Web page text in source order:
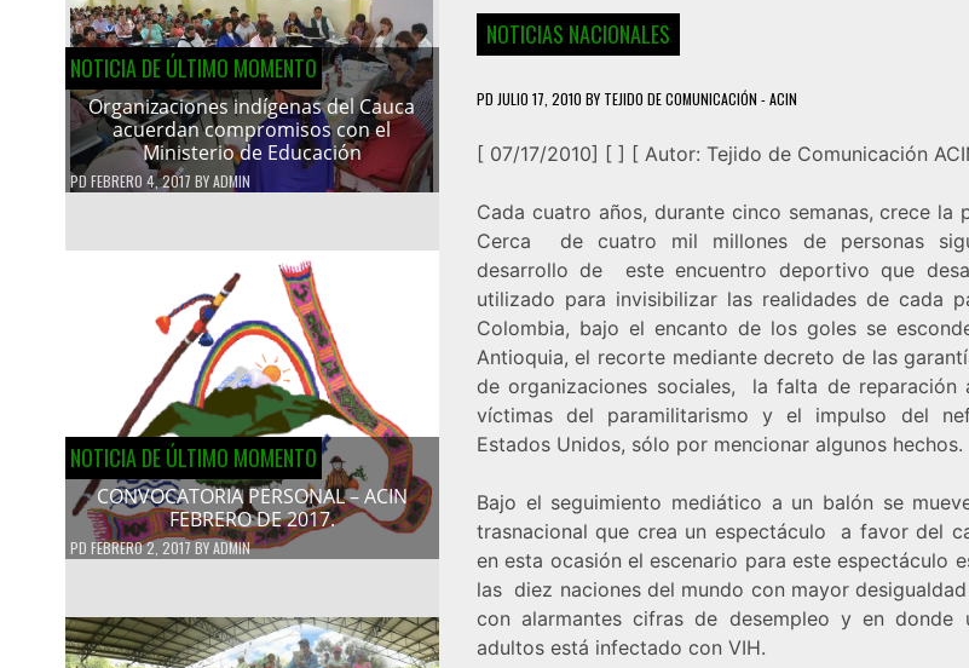
NOTICIA DE ÚLTIMO MOMENTO
Organizaciones indígenas del Cauca
acuerdan compromisos con el
Ministerio de Educación
PD FEBRERO 4, 2017 BYADMIN
NOTICIA DE ÚLTIMO MOMENTO
CONVOCATORIA PERSONAL – ACIN
FEBRERO DE 2017.
PD FEBRERO 2, 2017BYADMIN
NOTICIAS NACIONALES
PD JULIO 17, 2010 BY TEJIDO DE COMUNICACIÓN - ACIN
[ 07/17/2010] [ ] [ Autor: Tejido de Comunicación
Cada cuatro años, durante cinco semanas, crece la
Cerca de cuatro mil millones de personas
desarrollo de este encuentro deportivo que
utilizado para invisibilizar las realidades de cada
Colombia, bajo el encanto de los goles se
Antioquia, el recorte mediante decreto de las
de organizaciones sociales, la falta de reparación
víctimas del paramilitarismo y el impulso del
Estados Unidos, sólo por mencionar algunos hechos.
Bajo el seguimiento mediático a un balón se
trasnacional que crea un espectáculo a favor del
en esta ocasión el escenario para este espectáculo
las diez naciones del mundo con mayor
con alarmantes cifras de desempleo y en donde
adultos está infectado con VIH.